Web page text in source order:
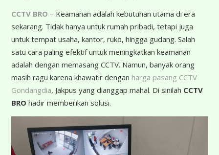
CCTV BRO – Keamanan adalah kebutuhan utama di era
sekarang. Tidak hanya untuk rumah pribadi, tetapi juga
untuk tempat usaha, kantor, ruko, hingga gudang. Salah
satu cara paling efektif untuk meningkatkan keamanan
adalah dengan memasang CCTV. Namun, banyak orang
masih ragu karena khawatir dengan harga pasang CCTV
Gondangdia, Jakpus yang dianggap mahal. Di sinilah CCTV
BRO hadir memberikan solusi.